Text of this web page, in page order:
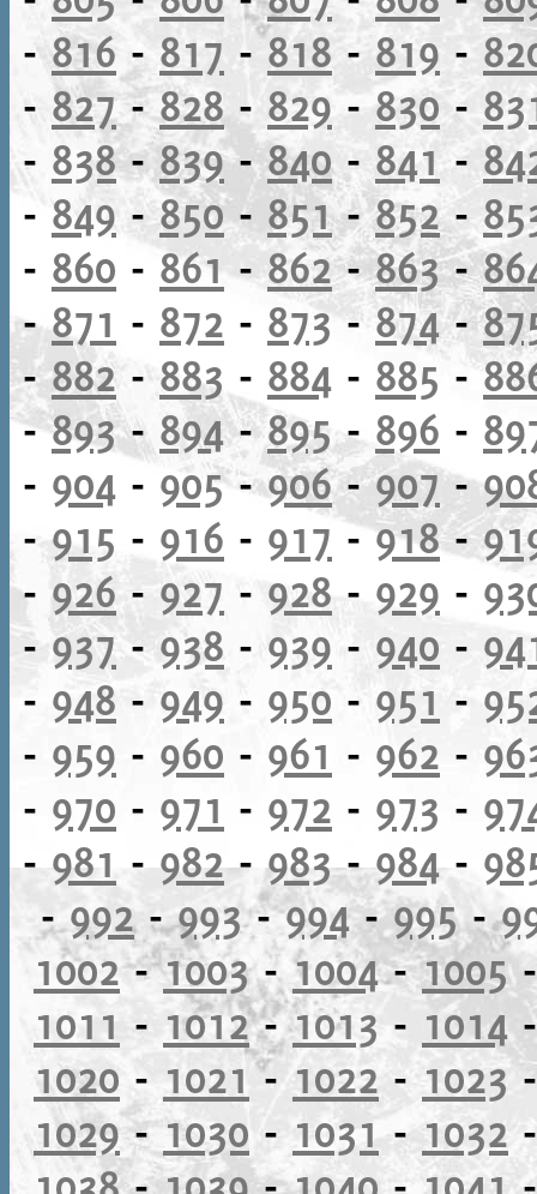
- 816 -817 -818 - 819 -
- 827-828-829 - 830 -
- 838-839-840- 841-
- 849 -850- 851-852-
- 860 - 861-862-863-
-871 - 872 - 873-874-
-882-883 - 884 - 885 -
-893- 894-895- 896 -
- 904 - 905-906-907-
-915 - 916 - 917 -918-
- 926 -927 - 928 - 929 -
- 937-938 - 939 - 940 -
- 948 - 949 - 950 - 951 -
- 959 - 960 - 961 - 962 -
- 970 - 971 - 972 - 973 -
-981 -982-983-984-
-992-993-994-995-
1002-1003-1004-1005
1011 - 1012-1013 - 1014
1020 - 1021- 1022-1023
1029-1030 - 1031-1032